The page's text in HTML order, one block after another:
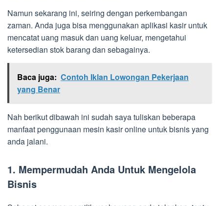
Namun sekarang ini, seiring dengan perkembangan
zaman. Anda juga bisa menggunakan aplikasi kasir untuk
mencatat uang masuk dan uang keluar, mengetahui
ketersedian stok barang dan sebagainya.
Baca juga: Contoh Iklan Lowongan Pekerjaan
yang Benar
Nah berikut dibawah ini sudah saya tuliskan beberapa
manfaat penggunaan mesin kasir online untuk bisnis yang
anda jalani.
1. Mempermudah Anda Untuk Mengelola
Bisnis